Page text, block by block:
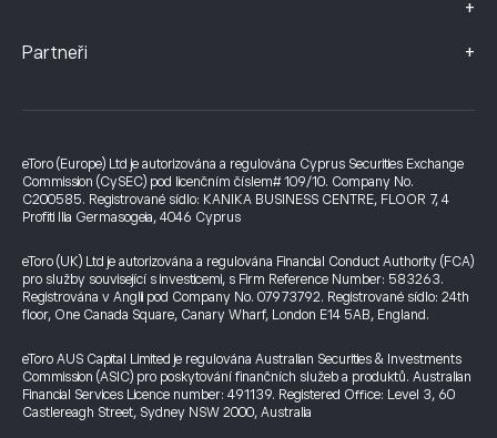
+
Partneři +
eToro (Europe) Ltd je autorizována a regulována Cyprus Securities Exchange
Commission (CySEC) pod licenčním číslem# 109/10. Company No.
C200585. Registrované sídlo: KANIKA BUSINESS CENTRE, FLOOR 7, 4
Profiti Ilia Germasogeia, 4046 Cyprus
eToro (UK) Ltd je autorizována a regulována Financial Conduct Authority (FCA)
pro služby související s investicemi, s Firm Reference Number: 583263.
Registrována v Anglii pod Company No. 07973792. Registrované sídlo: 24th
floor, One Canada Square, Canary Wharf, London E14 5AB, England.
eToro AUS Capital Limited je regulována Australian Securities & Investments
Commission (ASIC) pro poskytování finančních služeb a produktů. Australian
Financial Services Licence number: 491139. Registered Office: Level 3, 60
Castlereagh Street, Sydney NSW 2000, Australia